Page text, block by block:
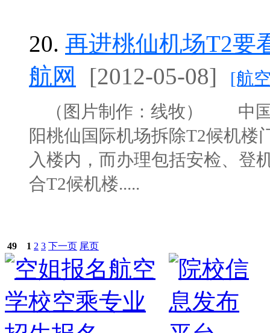
20. 再进桃仙机场T2要
航网
[2012-05-08]
[航
（图片制作：线牧） 中国
阳桃仙国际机场拆除T2候机楼
入楼内，而办理包括安检、登
合T2候机楼.....
49 1 2 3 下一页 尾页